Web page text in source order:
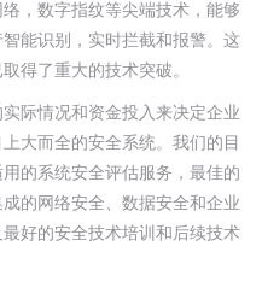
，数字指纹等尖端技术，能够
能识别，实时拦截和报警。这
得了重大的技术突破。
际情况和资金投入来决定企业
大而全的安全系统。我们的目
的系统安全评估服务，最佳的
的网络安全、数据安全和企业
好的安全技术培训和后续技术